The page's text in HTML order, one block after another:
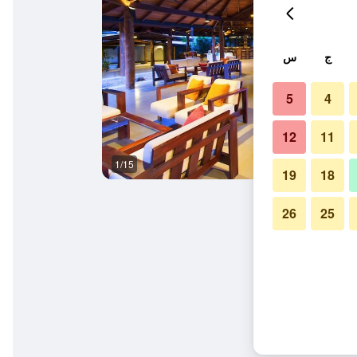
1/15
ج س
4
5
11
12
18
19
25
26